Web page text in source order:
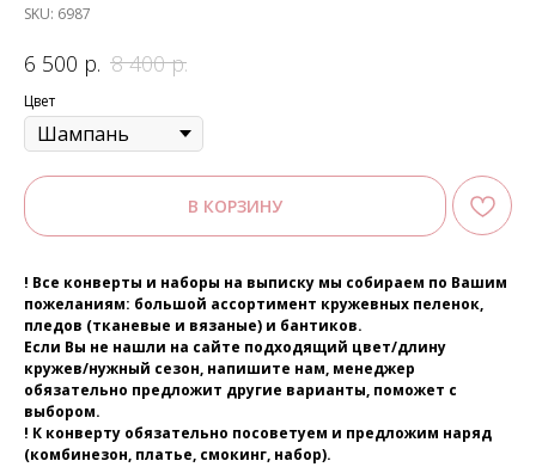
SKU: 6987
6 500 р. 8 400 р.
Цвет
В КОРЗИНУ
! Все конверты и наборы на выписку мы собираем по Вашим
пожеланиям: большой ассортимент кружевных пеленок,
пледов (тканевые и вязаные) и бантиков.
Если Вы не нашли на сайте подходящий цвет/длину
кружев/нужный сезон, напишите нам, менеджер
обязательно предложит другие варианты, поможет с
выбором.
! К конверту обязательно посоветуем и предложим наряд
(комбинезон, платье, смокинг, набор).